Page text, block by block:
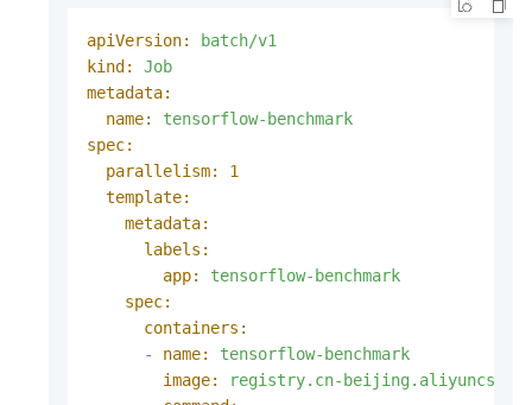
apiVersion:
batch/v1
kind:
Job
metadata:
name:
tensorflow-benchmark
spec:
parallelism:
1
template:
metadata:
labels:
app:
tensorflow-benchmark
spec:
containers:
-
name:
tensorflow-benchmark
image:
registry.cn-